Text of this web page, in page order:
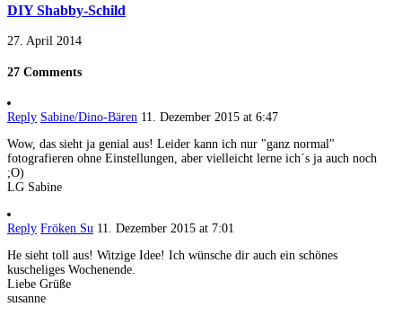
DIY Shabby-Schild
27. April 2014
27 Comments
Reply Sabine/Dino-Bären 11. Dezember 2015 at 6:47
Wow, das sieht ja genial aus! Leider kann ich nur "ganz normal"
fotografieren ohne Einstellungen, aber vielleicht lerne ich´s ja auch noch
;O)
LG Sabine
Reply Fröken Su 11. Dezember 2015 at 7:01
He sieht toll aus! Witzige Idee! Ich wünsche dir auch ein schönes
kuscheliges Wochenende.
Liebe Grüße
susanne